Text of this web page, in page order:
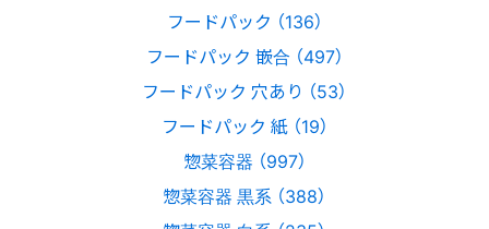
フードパック （136）
フードパック 嵌合 （497）
フードパック 穴あり （53）
フードパック 紙 （19）
惣菜容器 （997）
惣菜容器 黒系 （388）